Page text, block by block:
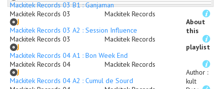
Mackitek Records 03 B1 : Ganjaman
Mackitek Records 03
Mackitek Records
Mackitek Records 03 A2 : Session Influence
Mackitek Records 03
Mackitek Records
Mackitek Records 04 A1 : Bon Week End
Mackitek Records 04
Mackitek Records
Mackitek Records 04 A2 : Cumul de Sourd
About
this
playlist
Author :
kult